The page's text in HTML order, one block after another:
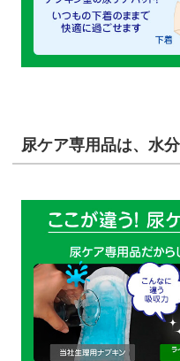
尿ケア専用品は、水